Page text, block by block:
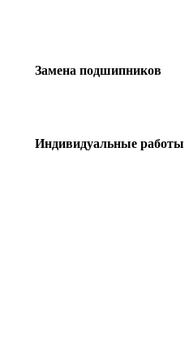
Замена подшипников
Индивидуальные работы